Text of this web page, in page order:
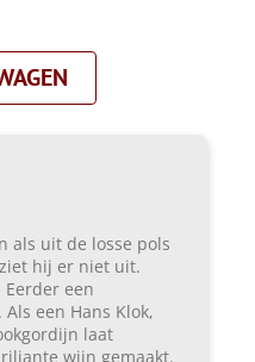
als uit de losse pols
hij er niet uit.
een
een Hans Klok,
laat
wijn gemaakt.